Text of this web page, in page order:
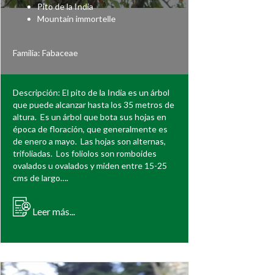
Pito de la India
Mountain immortelle
Familia: Fabaceae
Descripción: El pito de la India es un árbol
que puede alcanzar hasta los 35 metros de
altura. Es un árbol que bota sus hojas en
época de floración, que generalmente es
de enero a mayo. Las hojas son alternas,
trifoliadas. Los foliolos son romboides
ovalados u ovalados y miden entre 15-25
cms de largo….
Leer más...